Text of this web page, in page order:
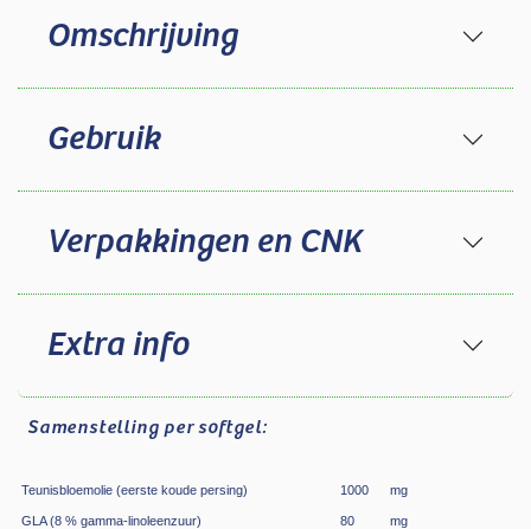
Omschrijving
Gebruik
Verpakkingen en CNK
Extra info
Samenstelling per softgel:
Teunisbloemolie (eerste koude persing) 1000 mg
GLA (8 % gamma-linoleenzuur) 80 mg